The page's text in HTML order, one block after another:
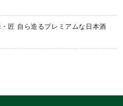
匠 自ら造るプレミアムな日本酒